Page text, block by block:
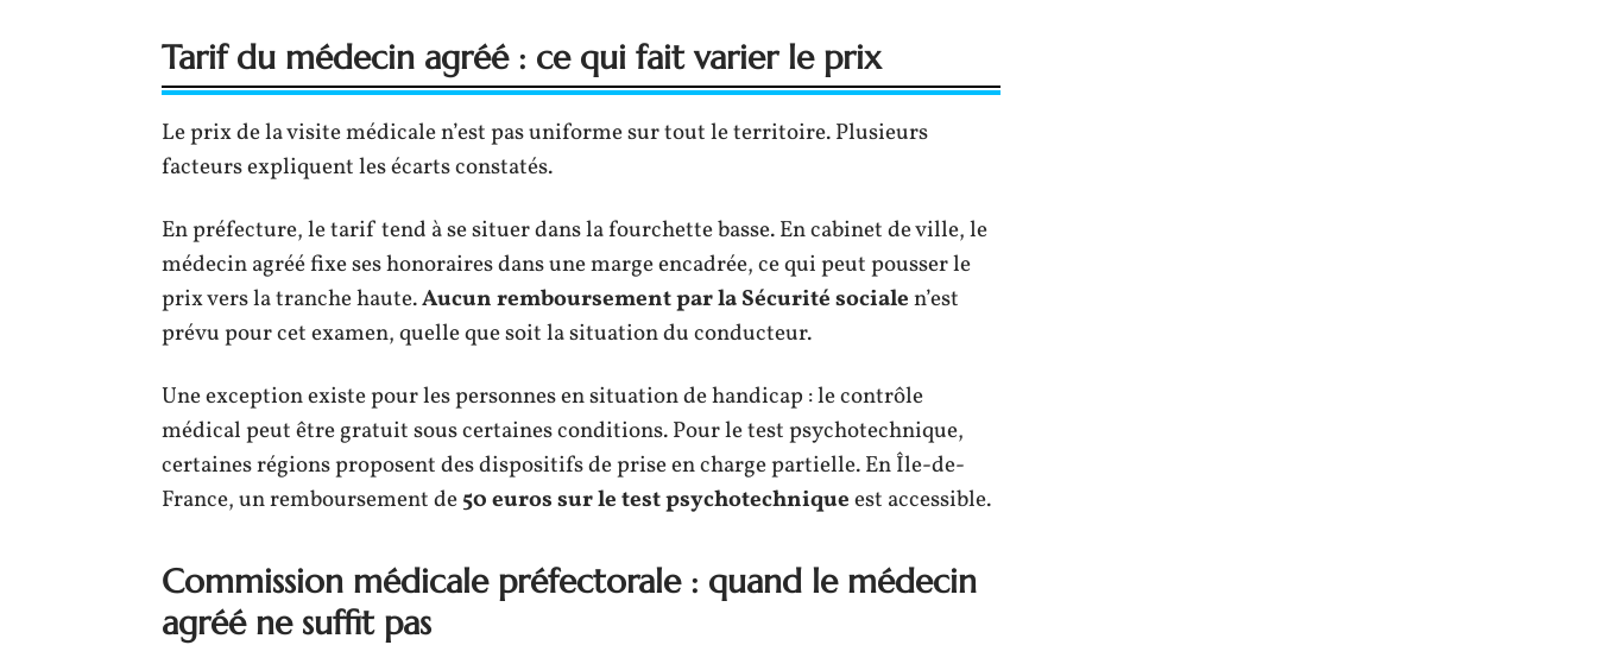
Tarif du médecin agréé : ce qui fait varier le prix
Le prix de la visite médicale n’est pas uniforme sur tout le territoire. Plusieurs
facteurs expliquent les écarts constatés.
En préfecture, le tarif tend à se situer dans la fourchette basse. En cabinet de ville, le
médecin agréé fixe ses honoraires dans une marge encadrée, ce qui peut pousser le
prix vers la tranche haute.Aucun remboursement par la Sécurité socialen’est
prévu pour cet examen, quelle que soit la situation du conducteur.
Une exception existe pour les personnes en situation de handicap : le contrôle
médical peut être gratuit sous certaines conditions. Pour le test psychotechnique,
certaines régions proposent des dispositifs de prise en charge partielle. En Île-de-
France, un remboursement de50 euros sur le test psychotechniqueest accessible.
Commission médicale préfectorale : quand le médecin
agréé ne suffit pas